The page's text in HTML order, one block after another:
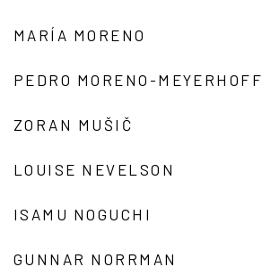
MARÍA MORENO
PEDRO MORENO-MEYERHOFF
ZORAN MUŠIČ
LOUISE NEVELSON
ISAMU NOGUCHI
GUNNAR NORRMAN